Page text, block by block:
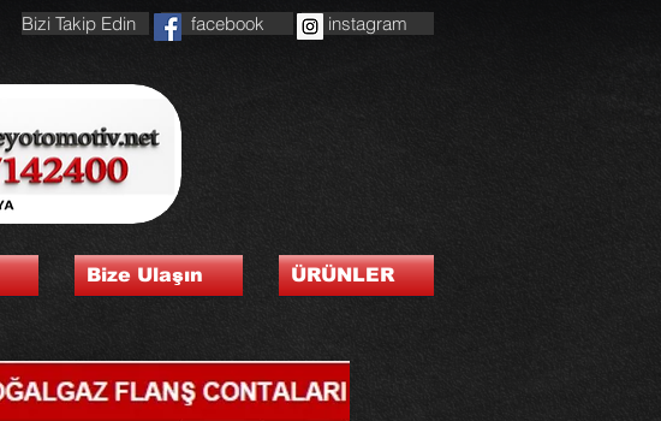
Bizi Takip Edin facebook instagram
Bize Ulaşın ÜRÜNLER